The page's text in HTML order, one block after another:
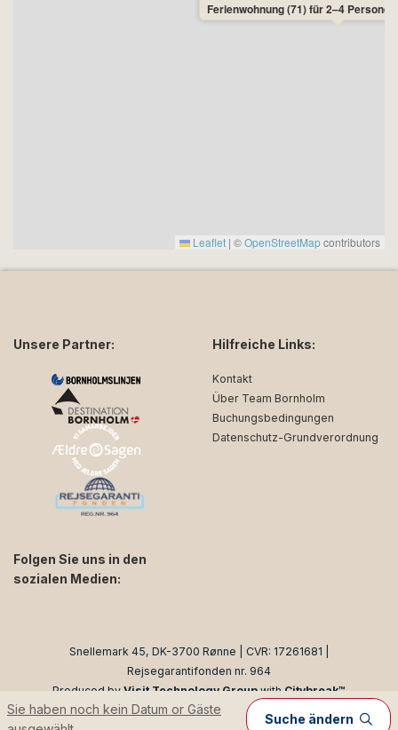
Sie haben noch kein Datum or Gäste
Suche ändern
Ferienwohnung (71) für 2–4
Leaflet | ©OpenStreetMapcontributors
Unsere Partner:
Folgen Sie uns in den
sozialen Medien:
Hilfreiche Links:
Kontakt
Über Team Bornholm
Buchungsbedingungen
Datenschutz-Grundverordnung
Snellemark 45, DK-3700 Rønne | CVR: 17261681 |
Rejsegarantifonden nr. 964
Produced by Visit Technology Group with Citybreak™
Information & Reservation System